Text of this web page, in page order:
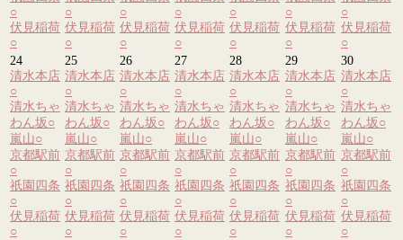
○
伏見稲荷
○
○
伏見稲荷
○
○
伏見稲荷
○
○
伏見稲荷
○
○
伏見稲荷
○
○
伏見稲荷
○
○
伏見稲荷
○
24
清水本店
○
清水ちゃ
わん坂○
嵐山○
京都駅前
○
祇園四条
○
伏見稲荷
○
25
清水本店
○
清水ちゃ
わん坂○
嵐山○
京都駅前
○
祇園四条
○
伏見稲荷
○
26
清水本店
○
清水ちゃ
わん坂○
嵐山○
京都駅前
○
祇園四条
○
伏見稲荷
○
27
清水本店
○
清水ちゃ
わん坂○
嵐山○
京都駅前
○
祇園四条
○
伏見稲荷
○
28
清水本店
○
清水ちゃ
わん坂○
嵐山○
京都駅前
○
祇園四条
○
伏見稲荷
○
29
清水本店
○
清水ちゃ
わん坂○
嵐山○
京都駅前
○
祇園四条
○
伏見稲荷
○
30
清水本店
○
清水ちゃ
わん坂○
嵐山○
京都駅前
○
祇園四条
○
伏見稲荷
○